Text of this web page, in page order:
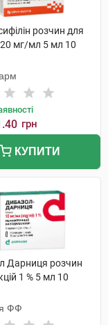
розчин для
20 мг/мл 5 мл 10
грн
КУПИТИ
Дарниця розчин
1 % 5 мл 10
ФФ